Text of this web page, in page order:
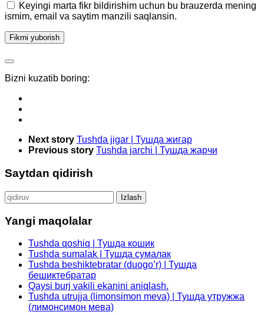
Keyingi marta fikr bildirishim uchun bu brauzerda mening
ismim, email va saytim manzili saqlansin.
Bizni kuzatib boring:
Next story Tushda jigar | Тушда жигар
Previous story Tushda jarchi | Тушда жарчи
Saytdan qidirish
Qidirshish:
Yangi maqolalar
Tushda qoshiq | Тушда кошик
Tushda sumalak | Тушда сумалак
Tushda beshiktebratar (duogo’r) | Тушда
бешиктебратар
Qaysi burj vakili ekanini aniqlash.
Tushda utrujja (limonsimon meva) | Тушда утружжа
(лимонсимон мева)